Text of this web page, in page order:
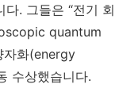
. 그들은 “전기 회
quantum
화(energy
수상했습니다.